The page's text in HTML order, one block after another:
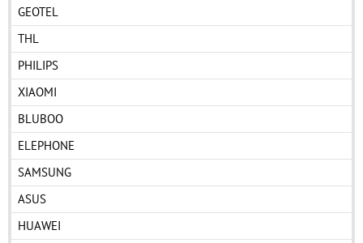
GEOTEL
THL
PHILIPS
XIAOMI
BLUBOO
ELEPHONE
SAMSUNG
ASUS
HUAWEI